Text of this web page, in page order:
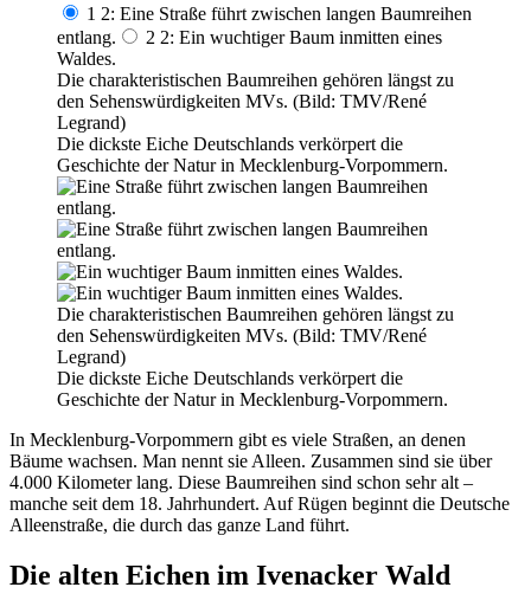
1 2: Eine Straße führt zwischen langen Baumreihen
entlang.
2 2: Ein wuchtiger Baum inmitten eines
Waldes.
Die charakteristischen Baumreihen gehören längst zu
den Sehenswürdigkeiten MVs. (Bild: TMV/René
Legrand)
Die dickste Eiche Deutschlands verkörpert die
Geschichte der Natur in Mecklenburg-Vorpommern.
Die charakteristischen Baumreihen gehören längst zu
den Sehenswürdigkeiten MVs. (Bild: TMV/René
Legrand)
Die dickste Eiche Deutschlands verkörpert die
Geschichte der Natur in Mecklenburg-Vorpommern.
In Mecklenburg-Vorpommern gibt es viele Straßen, an denen
Bäume wachsen. Man nennt sie Alleen. Zusammen sind sie über
4.000 Kilometer lang. Diese Baumreihen sind schon sehr alt –
manche seit dem 18. Jahrhundert. Auf Rügen beginnt die Deutsche
Alleenstraße, die durch das ganze Land führt.
Die alten Eichen im Ivenacker Wald